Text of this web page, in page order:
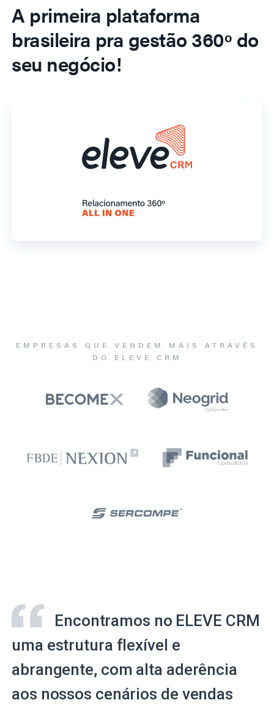
A primeira plataforma
brasileira pra gestão 360º do
seu negócio!
EMPRESAS QUE VENDEM MAIS ATRAVÉS
DO ELEVE CRM
Encontramos no ELEVE CRM
uma estrutura flexível e
abrangente, com alta aderência
aos nossos cenários de vendas